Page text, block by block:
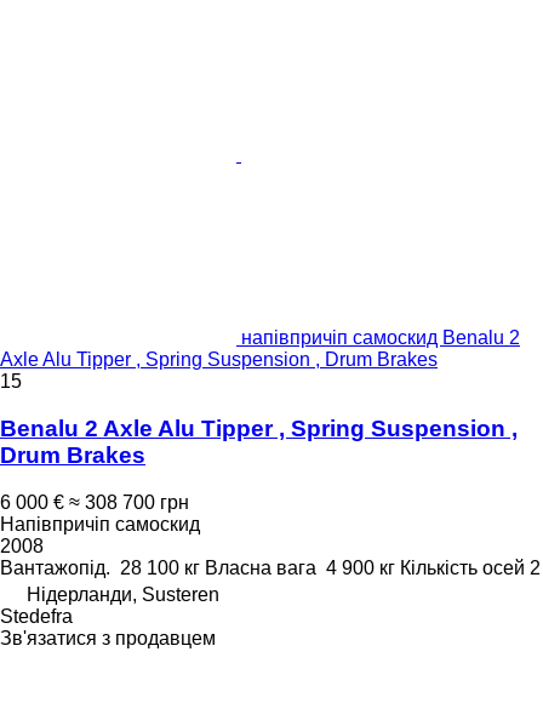
напівпричіп самоскид Benalu 2
Axle Alu Tipper , Spring Suspension , Drum Brakes
15
Benalu 2 Axle Alu Tipper , Spring Suspension ,
Drum Brakes
6 000 € ≈ 308 700 грн
Напівпричіп самоскид
2008
Вантажопід. 28 100 кг Власна вага 4 900 кг Кількість осей 2
Нідерланди, Susteren
Stedefra
Зв'язатися з продавцем